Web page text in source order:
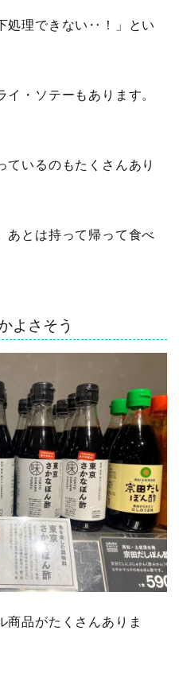
処理できない‥！」とい
・ソテーもあります。
ているのもたくさんあり
あとは持って帰って食べ
よさそう
商品がたくさんありま